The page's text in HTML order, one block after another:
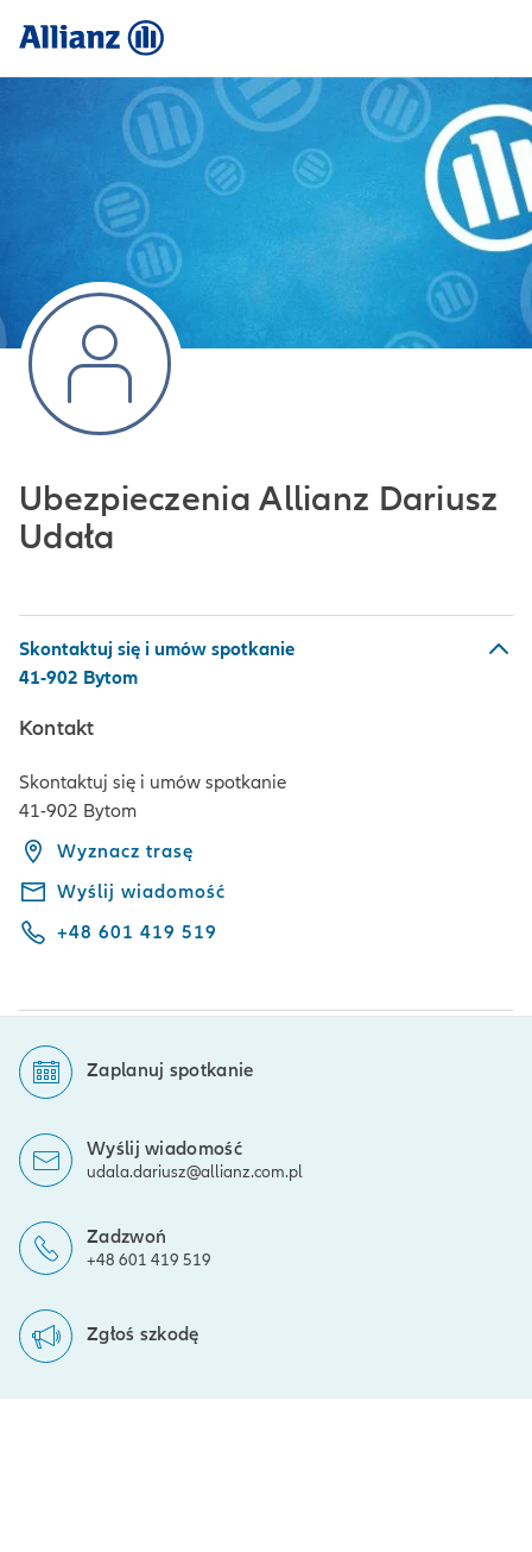
Ubezpieczenia Allianz Dariusz
Udała
Skontaktuj się i umów spotkanie
41-902 Bytom
Kontakt
Skontaktuj się i umów spotkanie
41-902 Bytom
Wyznacz trasę
Wyślij wiadomość
+48 601 419 519
Zaplanuj spotkanie
Wyślij wiadomość
udala.dariusz@allianz.com.pl
Zadzwoń
+48 601 419 519
Zgłoś szkodę